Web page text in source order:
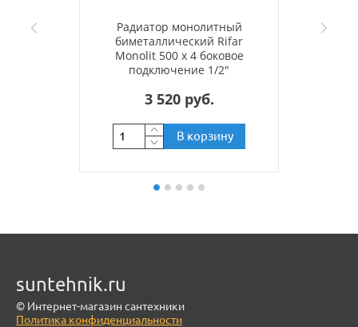
Радиатор монолитный
биметаллический Rifar
Monolit 500 x 4 боковое
подключение 1/2"
3 520 руб.
В корзину
suntehnik.ru
© Интернет-магазин сантехники
Политика конфиденциальности